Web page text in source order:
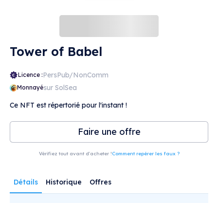
Tower of Babel
Licence :PersPub/NonComm
Monnayésur SolSea
Ce NFT est répertorié pour l'instant !
Faire une offre
Vérifiez tout avant d'acheter !Comment repérer les faux ?
Détails Historique Offres